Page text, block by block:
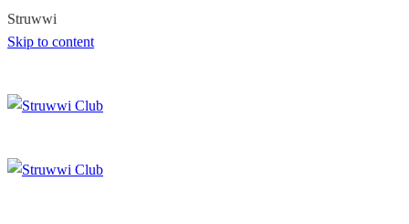
Struwwi
Skip to content